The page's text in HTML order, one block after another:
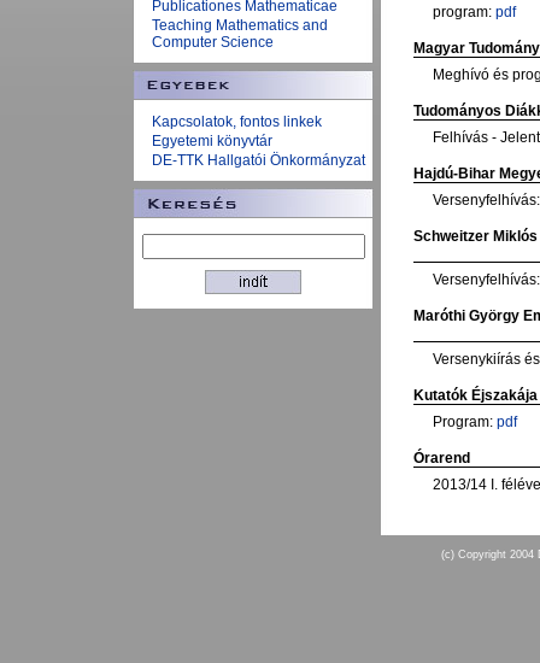
Publicationes Mathematicae
Teaching Mathematics and
Computer Science
Kapcsolatok, fontos linkek
Egyetemi könyvtár
DE-TTK Hallgatói Önkormányzat
program: pdf
Magyar
Meghívó és
Tudományos
Felhívás -
Hajdú-Bihar
Schweitzer
Maróthi György
Versenykiírás
Kutatók Éjszakája
Program: pdf
Órarend
2013/14 I.
(c) Copyright 2004